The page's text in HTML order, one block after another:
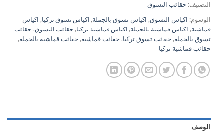
التصنيف: حقائب التسوق
الوسوم: اكياس التسوق, اكياس تسوق بالجملة, اكياس تسوق تركيا, اكياس
قماشية, اكياس قماشية بالجملة, اكياس قماشية تركيا, حقائب التسوق, حقائب
تسوق بالجملة, حقائب تسوق تركيا, حقائب قماشية, حقائب قماشية بالجملة,
حقائب قماشية تركيا
الوصف